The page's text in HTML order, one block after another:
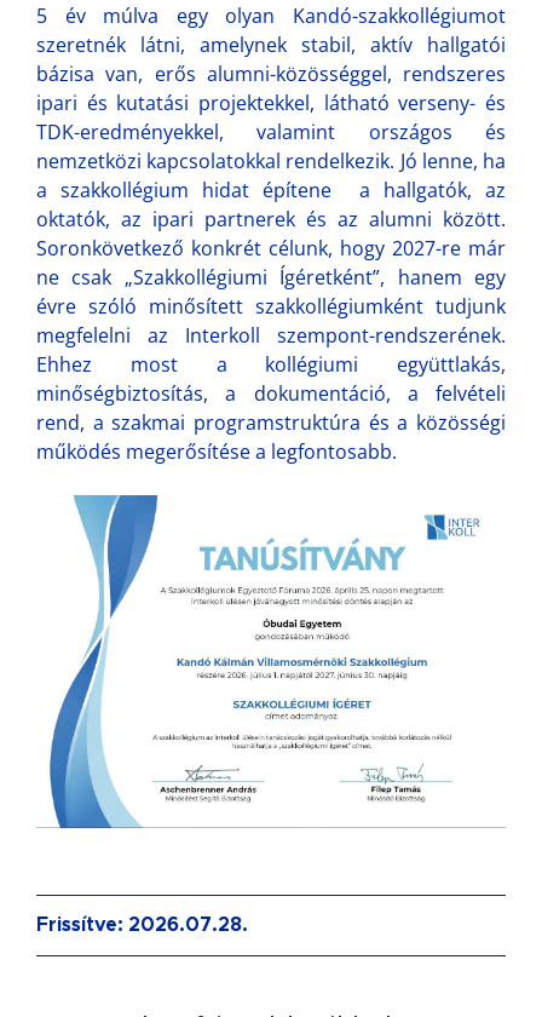
5 év múlva egy olyan Kandó-szakkollégiumot
szeretnék látni, amelynek stabil, aktív hallgatói
bázisa van, erős alumni-közösséggel, rendszeres
ipari és kutatási projektekkel, látható verseny- és
TDK-eredményekkel, valamint országos és
nemzetközi kapcsolatokkal rendelkezik. Jó lenne, ha
a szakkollégium hidat építene a hallgatók, az
oktatók, az ipari partnerek és az alumni között.
Soronkövetkező konkrét célunk, hogy 2027-re már
ne csak „Szakkollégiumi Ígéretként”, hanem egy
évre szóló minősített szakkollégiumként tudjunk
megfelelni az Interkoll szempont-rendszerének.
Ehhez most a kollégiumi együttlakás,
minőségbiztosítás, a dokumentáció, a felvételi
rend, a szakmai programstruktúra és a közösségi
működés megerősítése a legfontosabb.
Frissítve: 2026.07.28.